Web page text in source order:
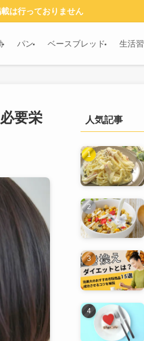
は行っておりません
パン ベースブレッド 生活
要栄
人気記事